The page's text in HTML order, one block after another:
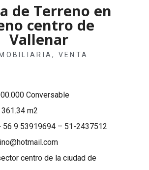
de Terreno en
centro de
Vallenar
, VENTA
Conversable
361.34 m2
56 9 53919694 – 51-2437512
com
centro de la ciudad de